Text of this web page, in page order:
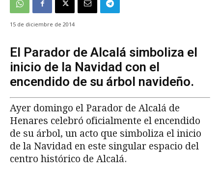
15 de diciembre de 2014
El Parador de Alcalá simboliza el
inicio de la Navidad con el
encendido de su árbol navideño.
Ayer domingo el Parador de Alcalá de
Henares celebró oficialmente el encendido
de su árbol, un acto que simboliza el inicio
de la Navidad en este singular espacio del
centro histórico de Alcalá.